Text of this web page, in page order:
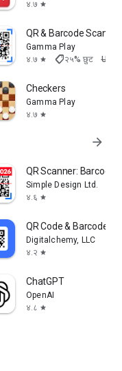
४.७ star
QR & Barcode
Gamma Play
४.७ star shoppingmode२५% छुट US$
Checkers
Gamma Play
४.७ star
arrow_forward
QR Scanner: Barcode
Simple Design Ltd.
४.६ star
Technology Co., Ltd.
QR Code & Barcode
Digitalchemy, LLC
४.२ star
ChatGPT
OpenAI
४.८ star